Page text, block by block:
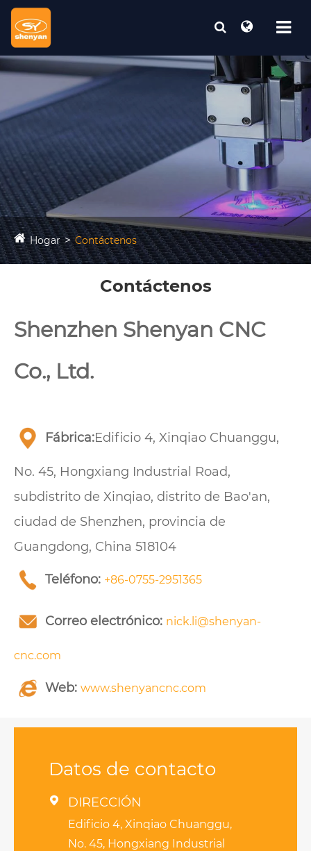
Hogar Contáctenos
Contáctenos
Shenzhen Shenyan CNC
Co., Ltd.
Fábrica:Edificio 4, Xinqiao Chuanggu,
No. 45, Hongxiang Industrial Road,
subdistrito de Xinqiao, distrito de Bao'an,
ciudad de Shenzhen, provincia de
Guangdong, China 518104
Teléfono: +86-0755-2951365
Correo electrónico: nick.li@shenyan-
cnc.com
Web: www.shenyancnc.com
Datos de contacto
 DIRECCIÓN
Edificio 4, Xinqiao Chuanggu,
No. 45, Hongxiang Industrial